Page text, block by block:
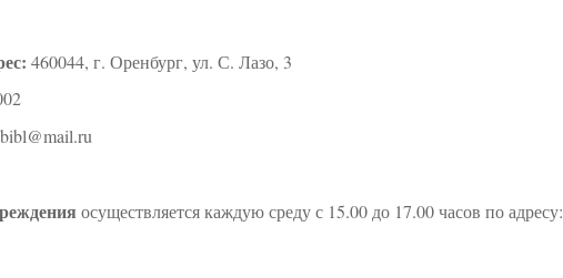
460044, г. Оренбург, ул. С. Лазо, 3
осуществляется каждую среду с 15.00 до 17.00 часов по адресу: